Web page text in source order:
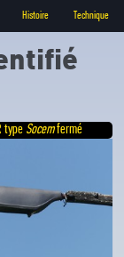
Histoire Technique
type Socemfermé